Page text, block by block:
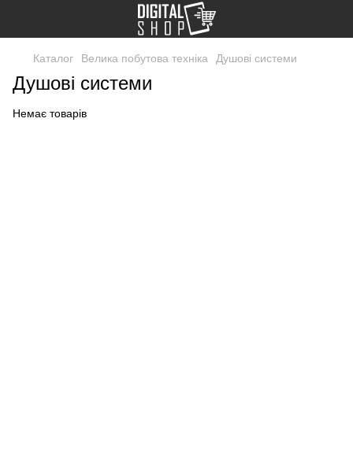
Каталог Велика побутова техніка Душові системи
Душові системи
Немає товарів